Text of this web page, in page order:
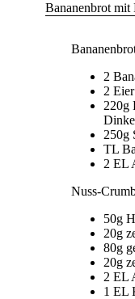
Bananenbrot mit
2
2 Eier
220g
250g
TL
2 EL
Nuss-
50g
20g
80g
20g
2 EL
1 EL